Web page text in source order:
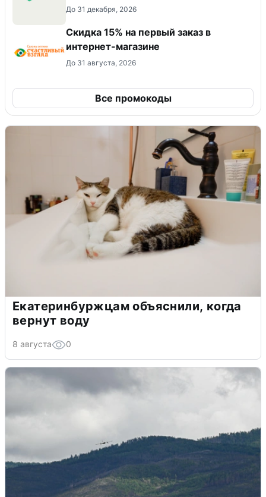
До 31 декабря, 2026
Скидка 15% на первый заказ в
интернет-магазине
До 31 августа, 2026
Все промокоды
Екатеринбуржцам объяснили, когда
вернут воду
8 августа 0